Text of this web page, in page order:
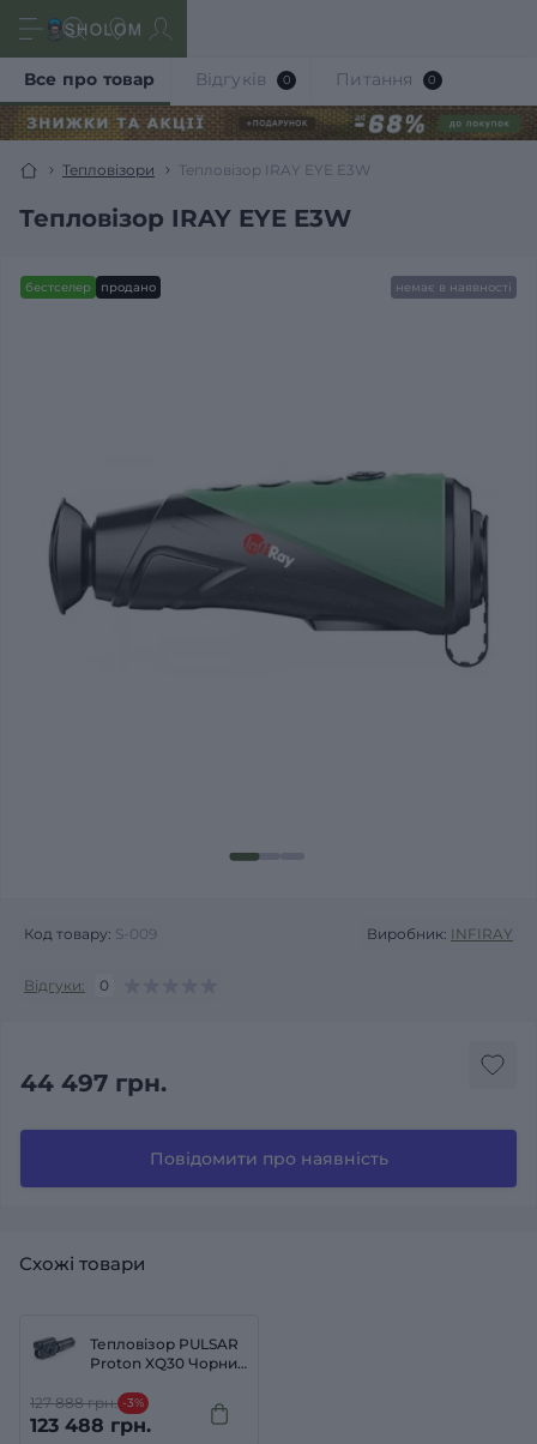
Тепловізори Тепловізор IRAY EYE E3W
Тепловізор IRAY EYE E3W
Все про товар Відгуків 0 Питання 0
бестселер продано немає в наявності
Код товару: S-009 Виробник: INFIRAY
Відгуки: 0
44 497 грн.
Повідомити про наявність
Схожі товари
Тепловізор PULSAR
Proton XQ30 Чорний
127 888 грн. -3%
123 488 грн.